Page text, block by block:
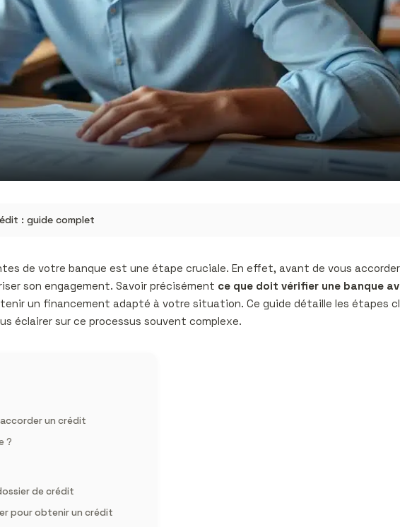
: guide complet
de votre banque est une étape cruciale. En effet, avant de vous
son engagement. Savoir précisément ce que doit vérifier une banque
un financement adapté à votre situation. Ce guide détaille les étapes
éclairer sur ce processus souvent complexe.
un crédit
?
de crédit
pour obtenir un crédit